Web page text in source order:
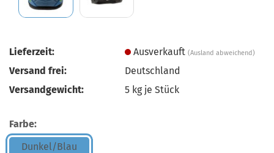
Lieferzeit: Ausverkauft(Ausland abweichend)
Versand frei:
Deutschland
Versandgewicht:
5 kg je Stück
Farbe:
Dunkel/Blau